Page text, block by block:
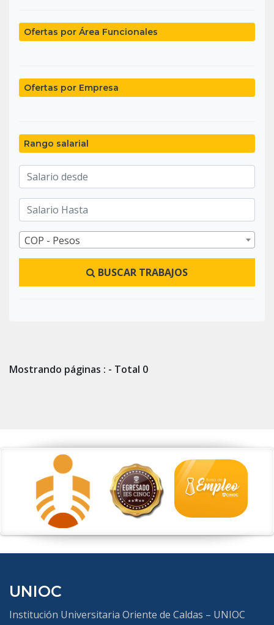
Ofertas por Área Funcionales
Ofertas por Empresa
Rango salarial
COP - Pesos
BUSCAR TRABAJOS
Mostrando páginas : - Total 0
UNIOC
Institución Universitaria Oriente de Caldas – UNIOC